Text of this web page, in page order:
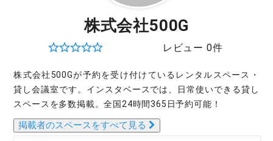
株式会社500G
レビュー 0件
株式会社500Gが予約を受け付けているレンタルスペース・
貸し会議室です。インスタベースでは、日常使いできる貸し
スペースを多数掲載。全国24時間365日予約可能！
掲載者のスペースをすべて見る